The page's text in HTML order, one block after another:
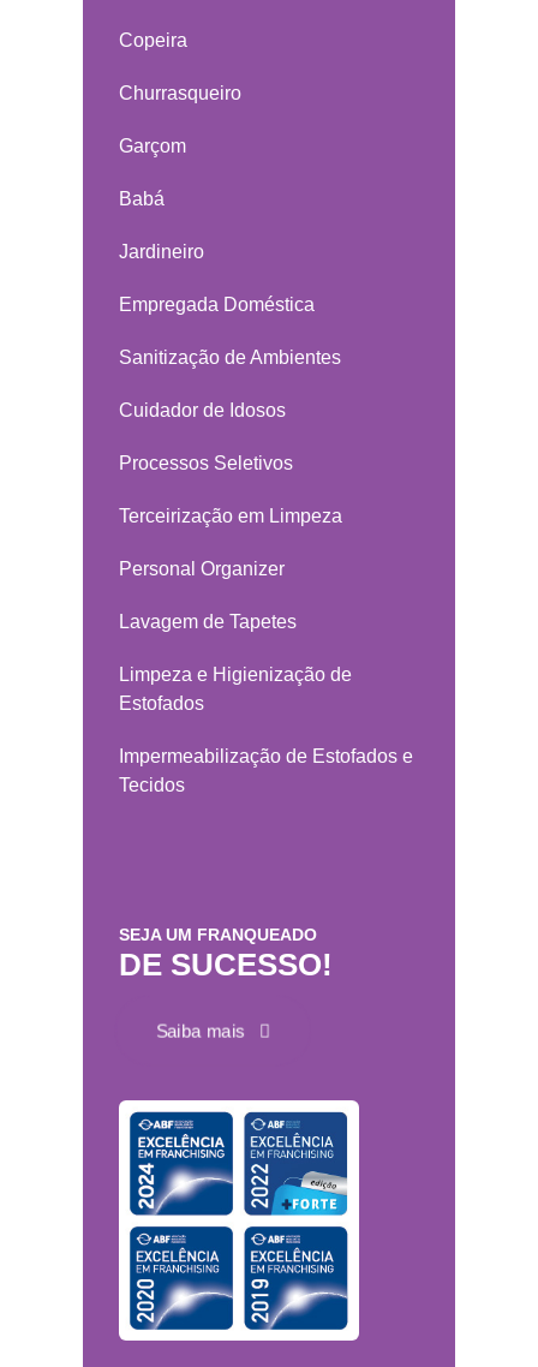
Copeira
Churrasqueiro
Garçom
Babá
Jardineiro
Empregada Doméstica
Sanitização de Ambientes
Cuidador de Idosos
Processos Seletivos
Terceirização em Limpeza
Personal Organizer
Lavagem de Tapetes
Limpeza e Higienização de
Estofados
Impermeabilização de Estofados e
Tecidos
SEJA UM FRANQUEADO
DE SUCESSO!
Saiba mais